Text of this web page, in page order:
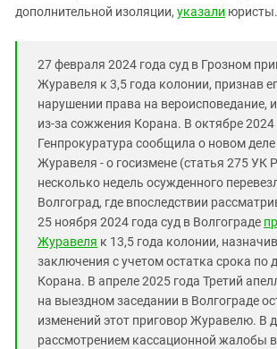
дополнительной изоляции, указали юристы.
27 февраля 2024 года суд в Грозном
Журавеля к 3,5 года колонии, признав
нарушении права на вероисповедание,
из-за сожжения Корана. В октябре 2024
Генпрокуратура сообщила о новом
Журавеля - о госизмене (статья 275 УК
несколько недель осужденного
Волгоград, где впоследствии
25 ноября 2024 года суд в Волгограде
Журавеля к 13,5 года колонии,
заключения с учетом остатка срока по
Корана. В апреле 2025 года Третий
на выездном заседании в Волгограде
изменений этот приговор Журавелю. В
рассмотрением кассационной жалобы